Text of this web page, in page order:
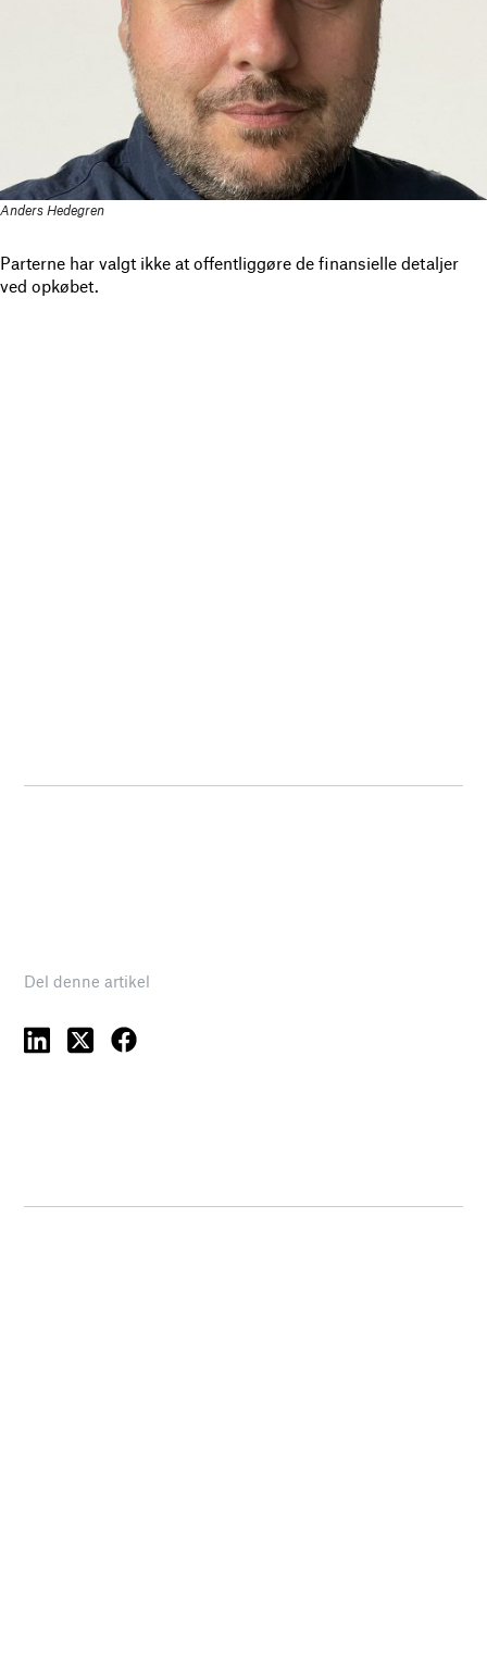
Anders Hedegren
Parterne har valgt ikke at offentliggøre de finansielle detaljer
ved opkøbet.
Del denne artikel